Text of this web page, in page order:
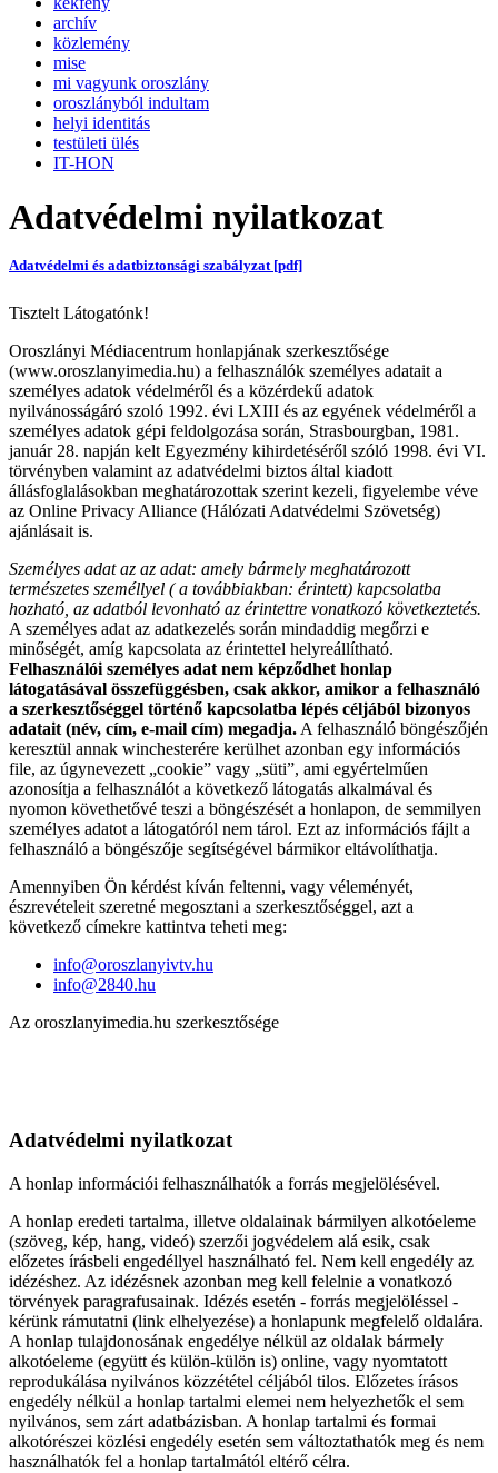
archív
közlemény
mise
mi vagyunk oroszlány
oroszlányból indultam
helyi identitás
testületi ülés
IT-HON
Adatvédelmi nyilatkozat
Adatvédelmi és adatbiztonsági szabályzat [pdf]
Tisztelt Látogatónk!
Oroszlányi Médiacentrum honlapjának szerkesztősége
(www.oroszlanyimedia.hu) a felhasználók személyes adatait a
személyes adatok védelméről és a közérdekű adatok
nyilvánosságáró szoló 1992. évi LXIII és az egyének védelméről a
személyes adatok gépi feldolgozása során, Strasbourgban, 1981.
január 28. napján kelt Egyezmény kihirdetéséről szóló 1998. évi VI.
törvényben valamint az adatvédelmi biztos által kiadott
állásfoglalásokban meghatározottak szerint kezeli, figyelembe véve
az Online Privacy Alliance (Hálózati Adatvédelmi Szövetség)
ajánlásait is.
Személyes adat az az adat: amely bármely meghatározott
természetes személlyel ( a továbbiakban: érintett) kapcsolatba
hozható, az adatból levonható az érintettre vonatkozó következtetés.
A személyes adat az adatkezelés során mindaddig megőrzi e
minőségét, amíg kapcsolata az érintettel helyreállítható.
Felhasználói személyes adat nem képződhet honlap
látogatásával összefüggésben, csak akkor, amikor a felhasználó
a szerkesztőséggel történő kapcsolatba lépés céljából bizonyos
adatait (név, cím, e-mail cím) megadja. A felhasználó böngészőjén
keresztül annak winchesterére kerülhet azonban egy információs
file, az úgynevezett „cookie” vagy „süti”, ami egyértelműen
azonosítja a felhasználót a következő látogatás alkalmával és
nyomon követhetővé teszi a böngészését a honlapon, de semmilyen
személyes adatot a látogatóról nem tárol. Ezt az információs fájlt a
felhasználó a böngészője segítségével bármikor eltávolíthatja.
Amennyiben Ön kérdést kíván feltenni, vagy véleményét,
észrevételeit szeretné megosztani a szerkesztőséggel, azt a
következő címekre kattintva teheti meg:
info@oroszlanyivtv.hu
info@2840.hu
Az oroszlanyimedia.hu szerkesztősége
Adatvédelmi nyilatkozat
A honlap információi felhasználhatók a forrás megjelölésével.
A honlap eredeti tartalma, illetve oldalainak bármilyen alkotóeleme
(szöveg, kép, hang, videó) szerzői jogvédelem alá esik, csak
előzetes írásbeli engedéllyel használható fel. Nem kell engedély az
idézéshez. Az idézésnek azonban meg kell felelnie a vonatkozó
törvények paragrafusainak. Idézés esetén - forrás megjelöléssel -
kérünk rámutatni (link elhelyezése) a honlapunk megfelelő oldalára.
A honlap tulajdonosának engedélye nélkül az oldalak bármely
alkotóeleme (együtt és külön-külön is) online, vagy nyomtatott
reprodukálása nyilvános közzététel céljából tilos. Előzetes írásos
engedély nélkül a honlap tartalmi elemei nem helyezhetők el sem
nyilvános, sem zárt adatbázisban. A honlap tartalmi és formai
alkotórészei közlési engedély esetén sem változtathatók meg és nem
használhatók fel a honlap tartalmától eltérő célra.